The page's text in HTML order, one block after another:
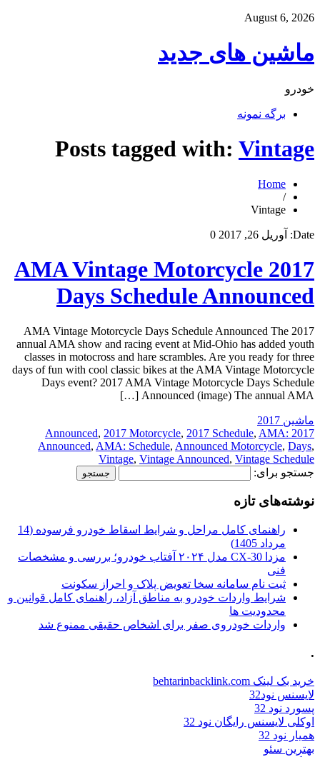
August 6, 2026
ماشین های جدید
خودرو
برگه نمونه
Posts tagged with: Vintage
Home
/
Vintage
Date: آوریل 26, 2017 0
2017 AMA Vintage Motorcycle
Days Schedule Announced
2017 AMA Vintage Motorcycle Days Schedule Announced The
annual AMA show and racing event at Mid-Ohio has added youth
classes in motocross and hare scrambles. Are you ready for three
days of fun with cool classic bikes at the AMA Vintage Motorcycle
Days event? 2017 AMA Vintage Motorcycle Days Schedule
Announced (image) The annual AMA […]
ماشین 2017
2017 Announced
, 2017 Motorcycle, 2017 Schedule, AMA:
Announced, AMA: Schedule, Announced Motorcycle, Days,
Vintage, Vintage Announced, Vintage Schedule
جستجو برای:
نوشته‌های تازه
راهنمای کامل مراحل و شرایط اسقاط خودرو فرسوده (14
مرداد 1405)
مزدا CX-30 مدل ۲۰۲۴ آفتاب خودرو؛ بررسی و مشخصات
فنی
ثبت نام سامانه سخا تعویض پلاک و احراز سکونت
شرایط واردات خودرو به مناطق آزاد، راهنمای کامل قوانین و
محدودیت ها
واردات خودروی صفر برای اشخاص حقیقی ممنوع شد
.
خرید بک لینک behtarinbacklink.com
لایسنس نود32
پسورد نود 32
اوکلی لایسنس رایگان نود 32
همیار نود 32
بهترین سئو